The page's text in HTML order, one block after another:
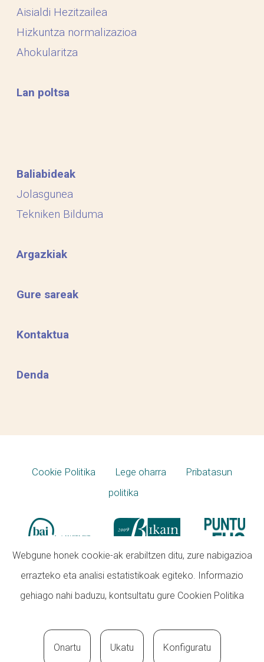
Aisialdi Hezitzailea
Hizkuntza normalizazioa
Ahokularitza
Lan poltsa
Baliabideak
Jolasgunea
Tekniken Bilduma
Argazkiak
Gure sareak
Kontaktua
Denda
Cookie Politika Lege oharra
Pribatasun
politika
Webgune honek cookie-ak erabiltzen ditu, zure nabigazioa
errazteko eta analisi estatistikoak egiteko. Informazio
gehiago nahi baduzu, kontsultatu gure Cookien Politika
Onartu Ukatu Konfiguratu